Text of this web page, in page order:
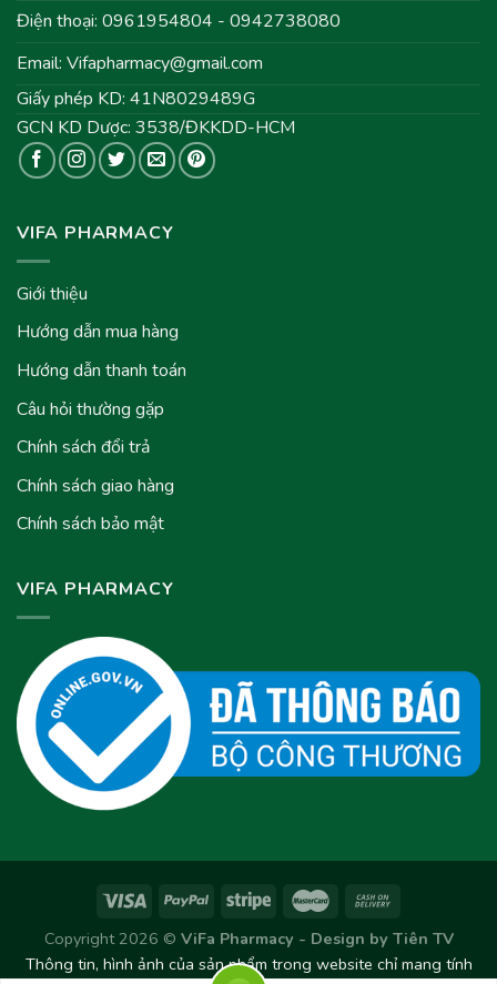
Điện thoại: 0961954804 - 0942738080
Email: Vifapharmacy@gmail.com
Giấy phép KD: 41N8029489G
GCN KD Dược: 3538/ĐKKDD-HCM
VIFA PHARMACY
Giới thiệu
Hướng dẫn mua hàng
Hướng dẫn thanh toán
Câu hỏi thường gặp
Chính sách đổi trả
Chính sách giao hàng
Chính sách bảo mật
VIFA PHARMACY
Copyright 2026 © ViFa Pharmacy - Design by Tiên TV
Thông tin, hình ảnh của sản phẩm trong website chỉ mang tính